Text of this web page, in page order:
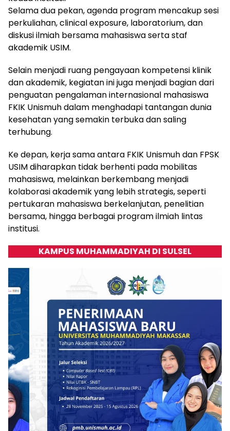
Selama dua pekan, agenda program mencakup sesi
perkuliahan, clinical exposure, laboratorium, dan
diskusi ilmiah bersama mahasiswa serta staf
akademik USIM.
Selain menjadi ruang pengayaan kompetensi klinik
dan akademik, kegiatan ini juga menjadi bagian dari
penguatan pengalaman internasional mahasiswa
FKIK Unismuh dalam menghadapi tantangan dunia
kesehatan yang semakin terbuka dan saling
terhubung.
Ke depan, kerja sama antara FKIK Unismuh dan FPSK
USIM diharapkan tidak berhenti pada mobilitas
mahasiswa, melainkan berkembang menjadi
kolaborasi akademik yang lebih strategis, seperti
pertukaran mahasiswa berkelanjutan, penelitian
bersama, hingga berbagai program ilmiah lintas
institusi.
KAMPUS MUHAMMADIYAH DI SULSEL